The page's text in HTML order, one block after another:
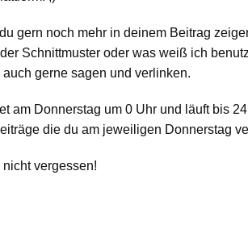
gern noch mehr in deinem Beitrag
Schnittmuster oder was weiß ich
auch gerne sagen und verlinken.
am Donnerstag um 0 Uhr und läuft bis
die du am jeweiligen Donnerstag
vergessen!